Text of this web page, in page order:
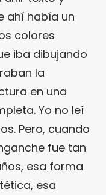
ahí había un
colores
iba dibujando
la
en una
Yo no leí
Pero, cuando
fue tan
esa forma
esa